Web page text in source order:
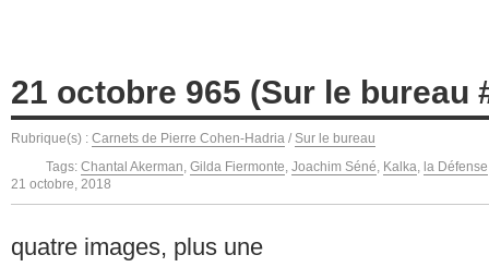
21 octobre 965 (Sur le bureau
Rubrique(s) : Carnets de Pierre Cohen-Hadria / Sur le bureau
Tags: Chantal Akerman Gilda Fiermonte Joachim Séné Kalka la Défense
21 octobre, 2018
quatre images, plus une